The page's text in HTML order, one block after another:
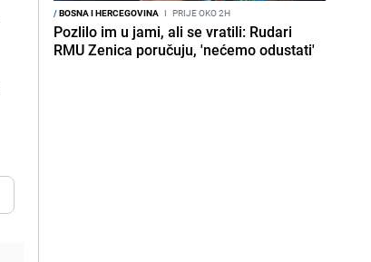
/BOSNA I HERCEGOVINA I PRIJE OKO 2H
Pozlilo im u jami, ali se vratili: Rudari
RMU Zenica poručuju, 'nećemo odustati'